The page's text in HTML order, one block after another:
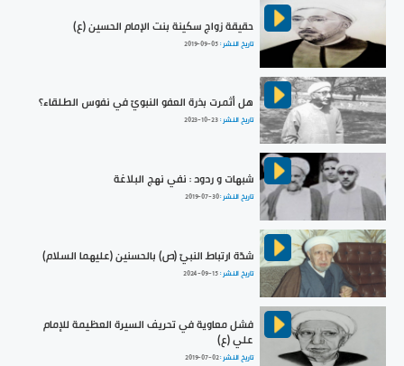
حقيقة زواج سكينة بنت الإمام الحسين (ع)
تاريخ النشر :2019-09-05
هل أثمرت بذرة العفو النبويّ في نفوس الطلقاء؟
تاريخ النشر :2023-10-23
شبهات و ردود : نفي نهج البلاغة
تاريخ النشر :2019-07-30
شدّة ارتباط النبيّ (ص) بالحسنين (عليهما السلام)
تاريخ النشر :2024-09-15
فشل معاوية في تحريف السيرة العظيمة للإمام
علي (ع)
تاريخ النشر :2019-07-02